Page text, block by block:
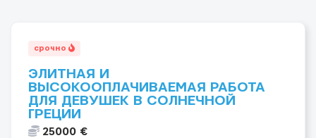
срочно
ЭЛИТНАЯ И
ВЫСОКООПЛАЧИВАЕМАЯ РАБОТА
ДЛЯ ДЕВУШЕК В СОЛНЕЧНОЙ
ГРЕЦИИ
25000 €